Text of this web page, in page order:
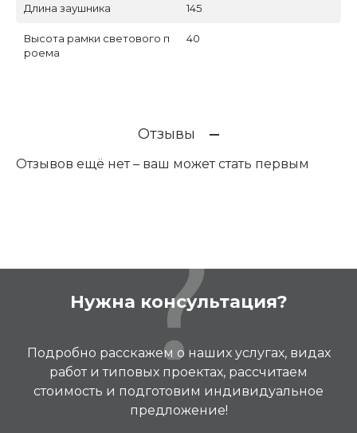
Длина заушника 145
Высота рамки светового п
роема
40
Отзывы
Отзывов ещё нет – ваш может стать первым
Нужна консультация?
Подробно расскажем о наших услугах, видах
работ и типовых проектах, рассчитаем
стоимость и подготовим индивидуальное
предложение!